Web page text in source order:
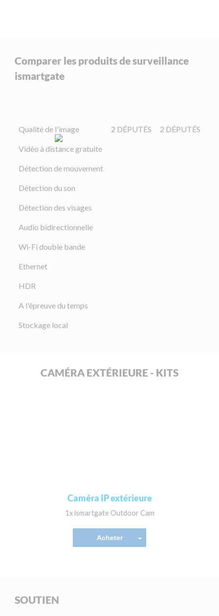
Comparer les produits de surveillance
ismartgate
Qualité de l'image 2 DÉPUTÉS 2 DÉPUTÉS
Vidéo à distance gratuite
Détection de mouvement
Détection du son
Détection des visages
Audio bidirectionnelle
Wi-Fi double bande
Ethernet
HDR
A l'épreuve du temps
Stockage local
CAMÉRA EXTÉRIEURE - KITS
Caméra IP extérieure
1x ismartgate Outdoor Cam
Acheter
SOUTIEN